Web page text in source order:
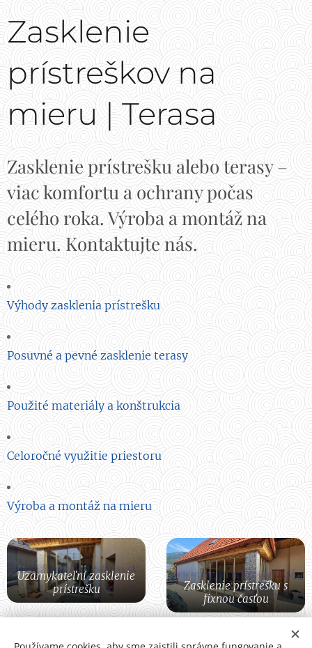
Zasklenie
prístreškov na
mieru | Terasa
Zasklenie prístrešku alebo terasy –
viac komfortu a ochrany počas
celého roka. Výroba a montáž na
mieru. Kontaktujte nás.
Výhody zasklenia prístrešku
Posuvné a pevné zasklenie terasy
Použité materiály a konštrukcia
Celoročné využitie priestoru
Výroba a montáž na mieru
Uzamykateľní zasklenie
prístrešku
Zasklenie prístrešku s
fixnou časťou